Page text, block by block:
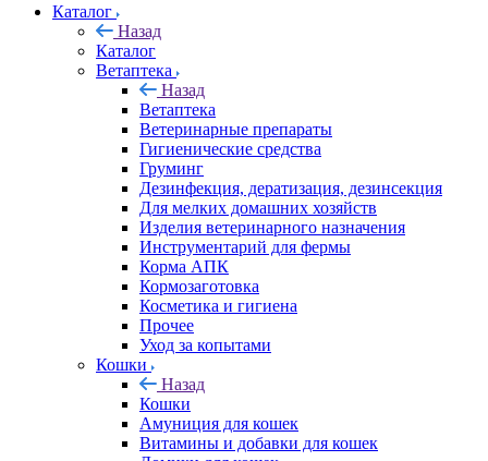
Каталог
Назад
Каталог
Ветаптека
Назад
Ветаптека
Ветеринарные препараты
Гигиенические средства
Груминг
Дезинфекция, дератизация, дезинсекция
Для мелких домашних хозяйств
Изделия ветеринарного назначения
Инструментарий для фермы
Корма АПК
Кормозаготовка
Косметика и гигиена
Прочее
Уход за копытами
Кошки
Назад
Кошки
Амуниция для кошек
Витамины и добавки для кошек